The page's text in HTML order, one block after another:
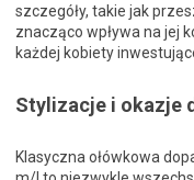
szczegóły, takie jak
znacząco wpływa na jej
każdej kobiety
Stylizacje i okazje
Klasyczna ołówkowa